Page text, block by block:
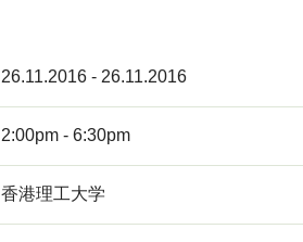
26.11.2016 - 26.11.2016
2:00pm - 6:30pm
香港理工大学